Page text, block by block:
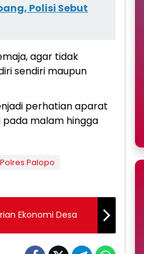
Polisi Sebut
agar tidak
sendiri maupun
perhatian aparat
malam hingga
Polres Palopo
Ekonomi Desa